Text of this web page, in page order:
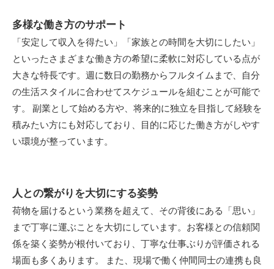
多様な働き方のサポート
「安定して収入を得たい」「家族との時間を大切にしたい」
といったさまざまな働き方の希望に柔軟に対応している点が
大きな特長です。週に数日の勤務からフルタイムまで、自分
の生活スタイルに合わせてスケジュールを組むことが可能で
す。 副業として始める方や、将来的に独立を目指して経験を
積みたい方にも対応しており、目的に応じた働き方がしやす
い環境が整っています。
人との繋がりを大切にする姿勢
荷物を届けるという業務を超えて、その背後にある「思い」
まで丁寧に運ぶことを大切にしています。お客様との信頼関
係を築く姿勢が根付いており、丁寧な仕事ぶりが評価される
場面も多くあります。 また、現場で働く仲間同士の連携も良